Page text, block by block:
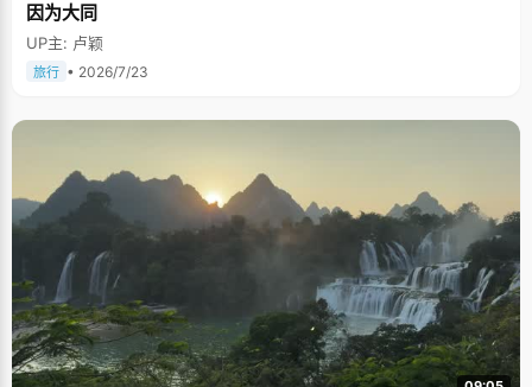
因为大同
UP主: 卢颖
旅行 • 2026/7/23